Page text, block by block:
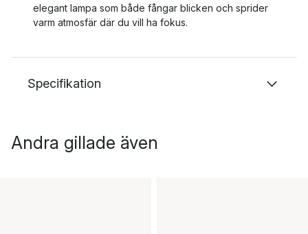
elegant lampa som både fångar blicken och sprider
varm atmosfär där du vill ha fokus.
Specifikation
Andra gillade även